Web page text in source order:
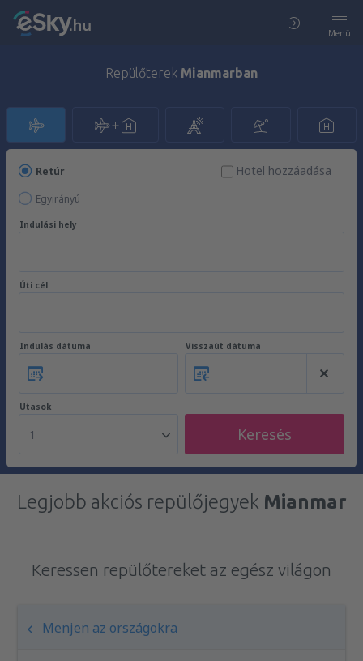
Menü
Repülőterek Mianmarban
Retúr
Egyirányú
Hotel hozzáadása
Indulási hely
Úti cél
Indulás dátuma Visszaút dátuma
Utasok
1 Keresés
Legjobb akciós repülőjegyek Mianmar
Keressen repülőtereket az egész világon
Menjen az országokra